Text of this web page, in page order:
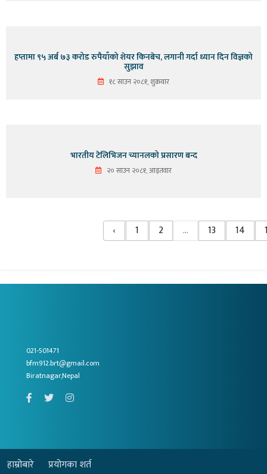
हप्तामा ९५ अर्ब ७३ करोड रुपैयाँको शेयर किनबेच, लगानी गर्दा ध्यान दिन विज्ञको
सुझाव
१८ साउन २०८१, शुक्रवार
भारतीय टेलिभिजन च्यानलको प्रसारण बन्द
२० साउन २०८१, आइतवार
‹ 1 2 ... 13 14
021-501471
bfm912.brt@gmail.com
Biratnagar,Nepal
हाम्रोबारे
प्रयोगका शर्त